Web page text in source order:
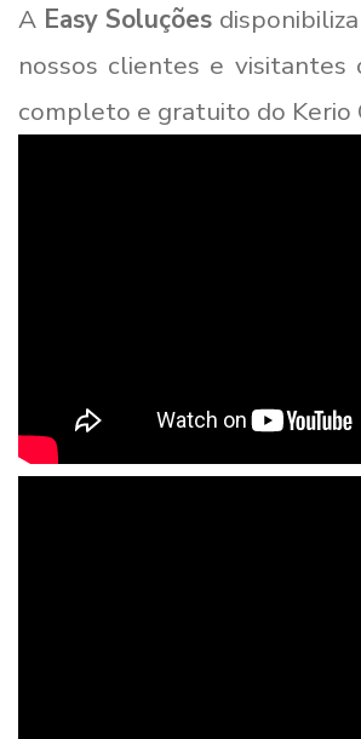
A Easy Soluções
nossos clientes e visitantes
completo e gratuito do Kerio